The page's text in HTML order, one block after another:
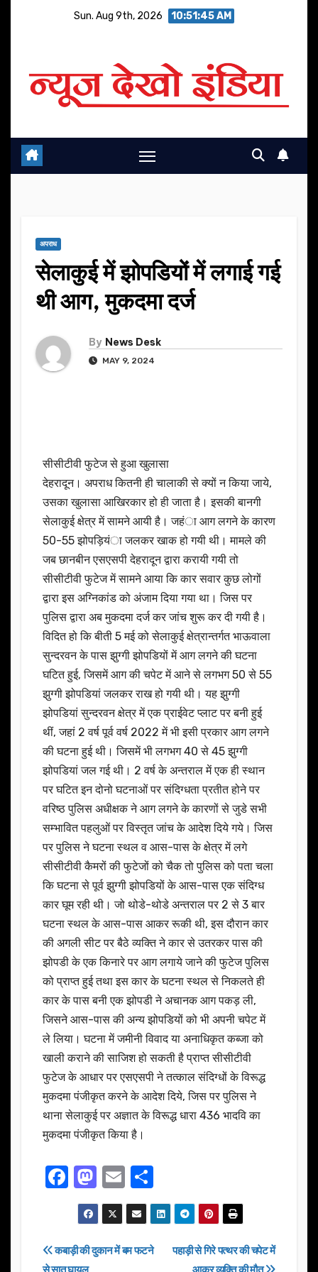
Sun. Aug 9th, 2026 10:51:46 AM
अपराध
सेलाकुई में झोपडियों में लगाई गई
थी आग, मुकदमा दर्ज
By News Desk
MAY 9, 2024
सीसीटीवी फुटेज से हुआ खुलासा
देहरादून। अपराध कितनी ही चालाकी से क्यों न किया जाये,
उसका खुलासा आखिरकार हो ही जाता है। इसकी बानगी
सेलाकुई क्षेत्र में सामने आयी है। जहंा आग लगने के कारण
50-55 झोपड़ियंा जलकर खाक हो गयी थी। मामले की
जब छानबीन एसएसपी देहरादून द्वारा करायी गयी तो
सीसीटीवी फुटेज में सामने आया कि कार सवार कुछ लोगों
द्वारा इस अग्निकांड को अंजाम दिया गया था। जिस पर
पुलिस द्वारा अब मुकदमा दर्ज कर जांच शुरू कर दी गयी है।
विदित हो कि बीती 5 मई को सेलाकुई क्षेत्रान्तर्गत भाऊवाला
सुन्दरवन के पास झुग्गी झोपडियों में आग लगने की घटना
घटित हुई, जिसमें आग की चपेट में आने से लगभग 50 से 55
झुग्गी झोपडियां जलकर राख हो गयी थी। यह झुग्गी
झोपडियां सुन्दरवन क्षेत्र में एक प्राईवेट प्लाट पर बनी हुई
थीं, जहां 2 वर्ष पूर्व वर्ष 2022 में भी इसी प्रकार आग लगने
की घटना हुई थी। जिसमें भी लगभग 40 से 45 झुग्गी
झोपडियां जल गई थी। 2 वर्ष के अन्तराल में एक ही स्थान
पर घटित इन दोनो घटनाओं पर संदिग्धता प्रतीत होने पर
वरिष्ठ पुलिस अधीक्षक ने आग लगने के कारणों से जुडे सभी
सम्भावित पहलुओं पर विस्तृत जांच के आदेश दिये गये। जिस
पर पुलिस ने घटना स्थल व आस-पास के क्षेत्र में लगे
सीसीटीवी कैमरों की फुटेजों को चैक तो पुलिस को पता चला
कि घटना से पूर्व झुग्गी झोपडियों के आस-पास एक संदिग्ध
कार घूम रही थी। जो थोडे-थोडे अन्तराल पर 2 से 3 बार
घटना स्थल के आस-पास आकर रूकी थी, इस दौरान कार
की अगली सीट पर बैठे व्यक्ति ने कार से उतरकर पास की
झोपडी के एक किनारे पर आग लगाये जाने की फुटेज पुलिस
को प्राप्त हुई तथा इस कार के घटना स्थल से निकलते ही
कार के पास बनी एक झोपडी ने अचानक आग पकड़ ली,
जिसने आस-पास की अन्य झोपडियों को भी अपनी चपेट में
ले लिया। घटना में जमीनी विवाद या अनाधिकृत कब्जा को
खाली कराने की साजिश हो सकती है प्राप्त सीसीटीवी
फुटेज के आधार पर एसएसपी ने तत्काल संदिग्धों के विरूद्ध
मुकदमा पंजीकृत करने के आदेश दिये, जिस पर पुलिस ने
थाना सेलाकुई पर अज्ञात के विरूद्ध धारा 436 भादवि का
मुकदमा पंजीकृत किया है।
F
a
c
e
M
a
st
o
E
m
ail
h
ar
e
Post
पहाड़ी से गिरे पत्थर की चपेट में
कबाड़ी की दुकान में बम फटने